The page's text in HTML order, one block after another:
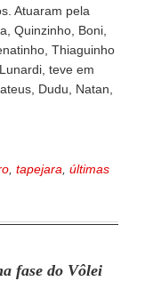
Atuaram pela
Quinzinho, Boni,
Thiaguinho
teve em
Dudu, Natan,
, tapejara, últimas
fase do Vôlei